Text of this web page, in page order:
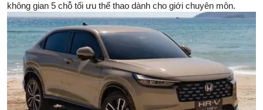
không gian 5 chỗ tối ưu thể thao dành cho giới chuyên môn.